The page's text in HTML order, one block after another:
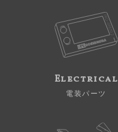
Electrical
電装パーツ